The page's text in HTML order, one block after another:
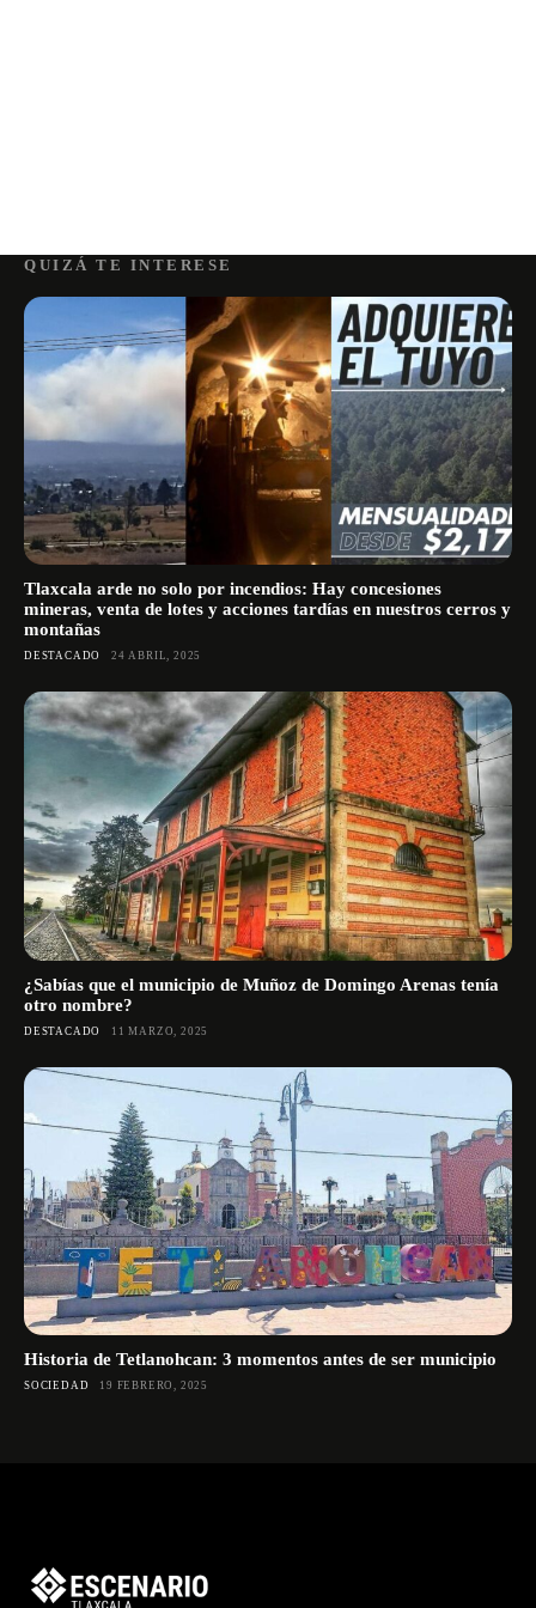
QUIZÁ TE INTERESE
Tlaxcala arde no solo por incendios: Hay concesiones
mineras, venta de lotes y acciones tardías en nuestros cerros y
montañas
DESTACADO 24 ABRIL, 2025
¿Sabías que el municipio de Muñoz de Domingo Arenas tenía
otro nombre?
DESTACADO 11 MARZO, 2025
Historia de Tetlanohcan: 3 momentos antes de ser municipio
SOCIEDAD 19 FEBRERO, 2025